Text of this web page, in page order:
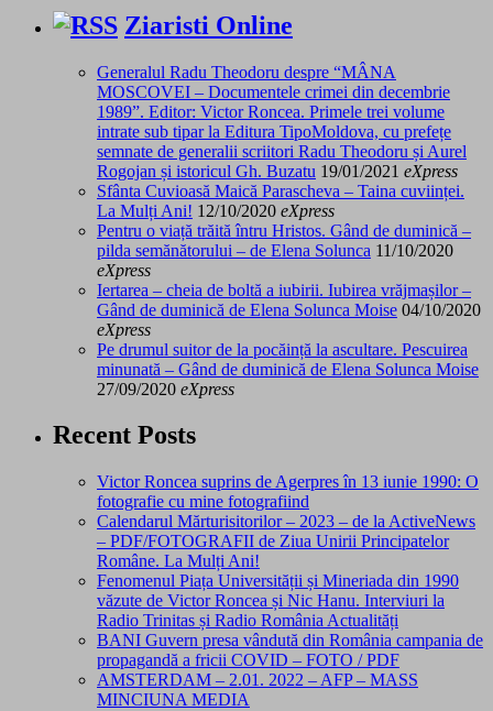
Ziaristi Online
Generalul Radu Theodoru despre “MÂNA
MOSCOVEI – Documentele crimei din decembrie
1989”. Editor: Victor Roncea. Primele trei volume
intrate sub tipar la Editura TipoMoldova, cu prefețe
semnate de generalii scriitori Radu Theodoru și Aurel
Rogojan și istoricul Gh. Buzatu 19/01/2021 eXpress
Sfânta Cuvioasă Maică Parascheva – Taina cuviinței.
La Mulți Ani! 12/10/2020 eXpress
Pentru o viață trăită întru Hristos. Gând de duminică –
pilda semănătorului – de Elena Solunca 11/10/2020
eXpress
Iertarea – cheia de boltă a iubirii. Iubirea vrăjmașilor –
Gând de duminică de Elena Solunca Moise 04/10/2020
eXpress
Pe drumul suitor de la pocăință la ascultare. Pescuirea
minunată – Gând de duminică de Elena Solunca Moise
27/09/2020 eXpress
Recent Posts
Victor Roncea suprins de Agerpres în 13 iunie 1990: O
fotografie cu mine fotografiind
Calendarul Mărturisitorilor – 2023 – de la ActiveNews
– PDF/FOTOGRAFII de Ziua Unirii Principatelor
Române. La Mulți Ani!
Fenomenul Piața Universității și Mineriada din 1990
văzute de Victor Roncea și Nic Hanu. Interviuri la
Radio Trinitas și Radio România Actualități
BANI Guvern presa vândută din România campania de
propagandă a fricii COVID – FOTO / PDF
AMSTERDAM – 2.01. 2022 – AFP – MASS
MINCIUNA MEDIA